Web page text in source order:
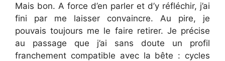
Mais bon. A force d’en parler et d’y réfléchir, j’ai
fini par me laisser convaincre. Au pire, je
pouvais toujours me le faire retirer. Je précise
au passage que j’ai sans doute un profil
franchement compatible avec la bête : cycles